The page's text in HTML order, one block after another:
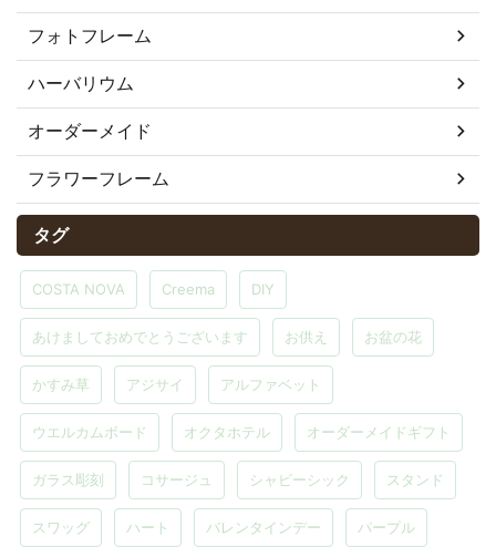
フォトフレーム
ハーバリウム
オーダーメイド
フラワーフレーム
タグ
COSTA NOVA Creema DIY
あけましておめでとうございます お供え お盆の花
かすみ草 アジサイ アルファベット
ウエルカムボード オクタホテル オーダーメイドギフト
ガラス彫刻 コサージュ シャビーシック スタンド
スワッグ ハート バレンタインデー パープル